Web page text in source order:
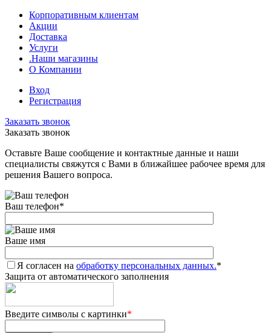
Корпоративным клиентам
Акции
Доставка
Услуги
.Наши магазины
О Компании
Вход
Регистрация
Заказать звонок
Заказать звонок
Оставьте Ваше сообщение и контактные данные и наши
специалисты свяжутся с Вами в ближайшее рабочее время для
решения Вашего вопроса.
Ваш телефон*
Ваше имя
Я согласен на обработку персональных данных.*
Защита от автоматического заполнения
Введите символы с картинки*